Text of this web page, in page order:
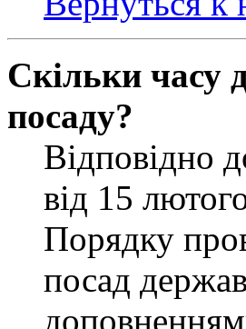
Скільки часу
посаду?
Відповідно
від 15
Порядку
посад